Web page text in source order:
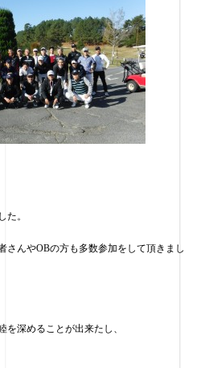
た。
さんやOBの方も多数参加をして頂きまし
を深めることが出来たし、